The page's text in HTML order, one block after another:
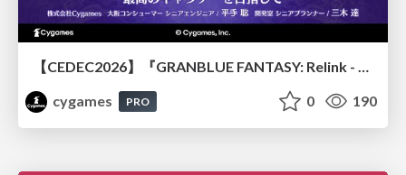
cygames
PRO 0 190